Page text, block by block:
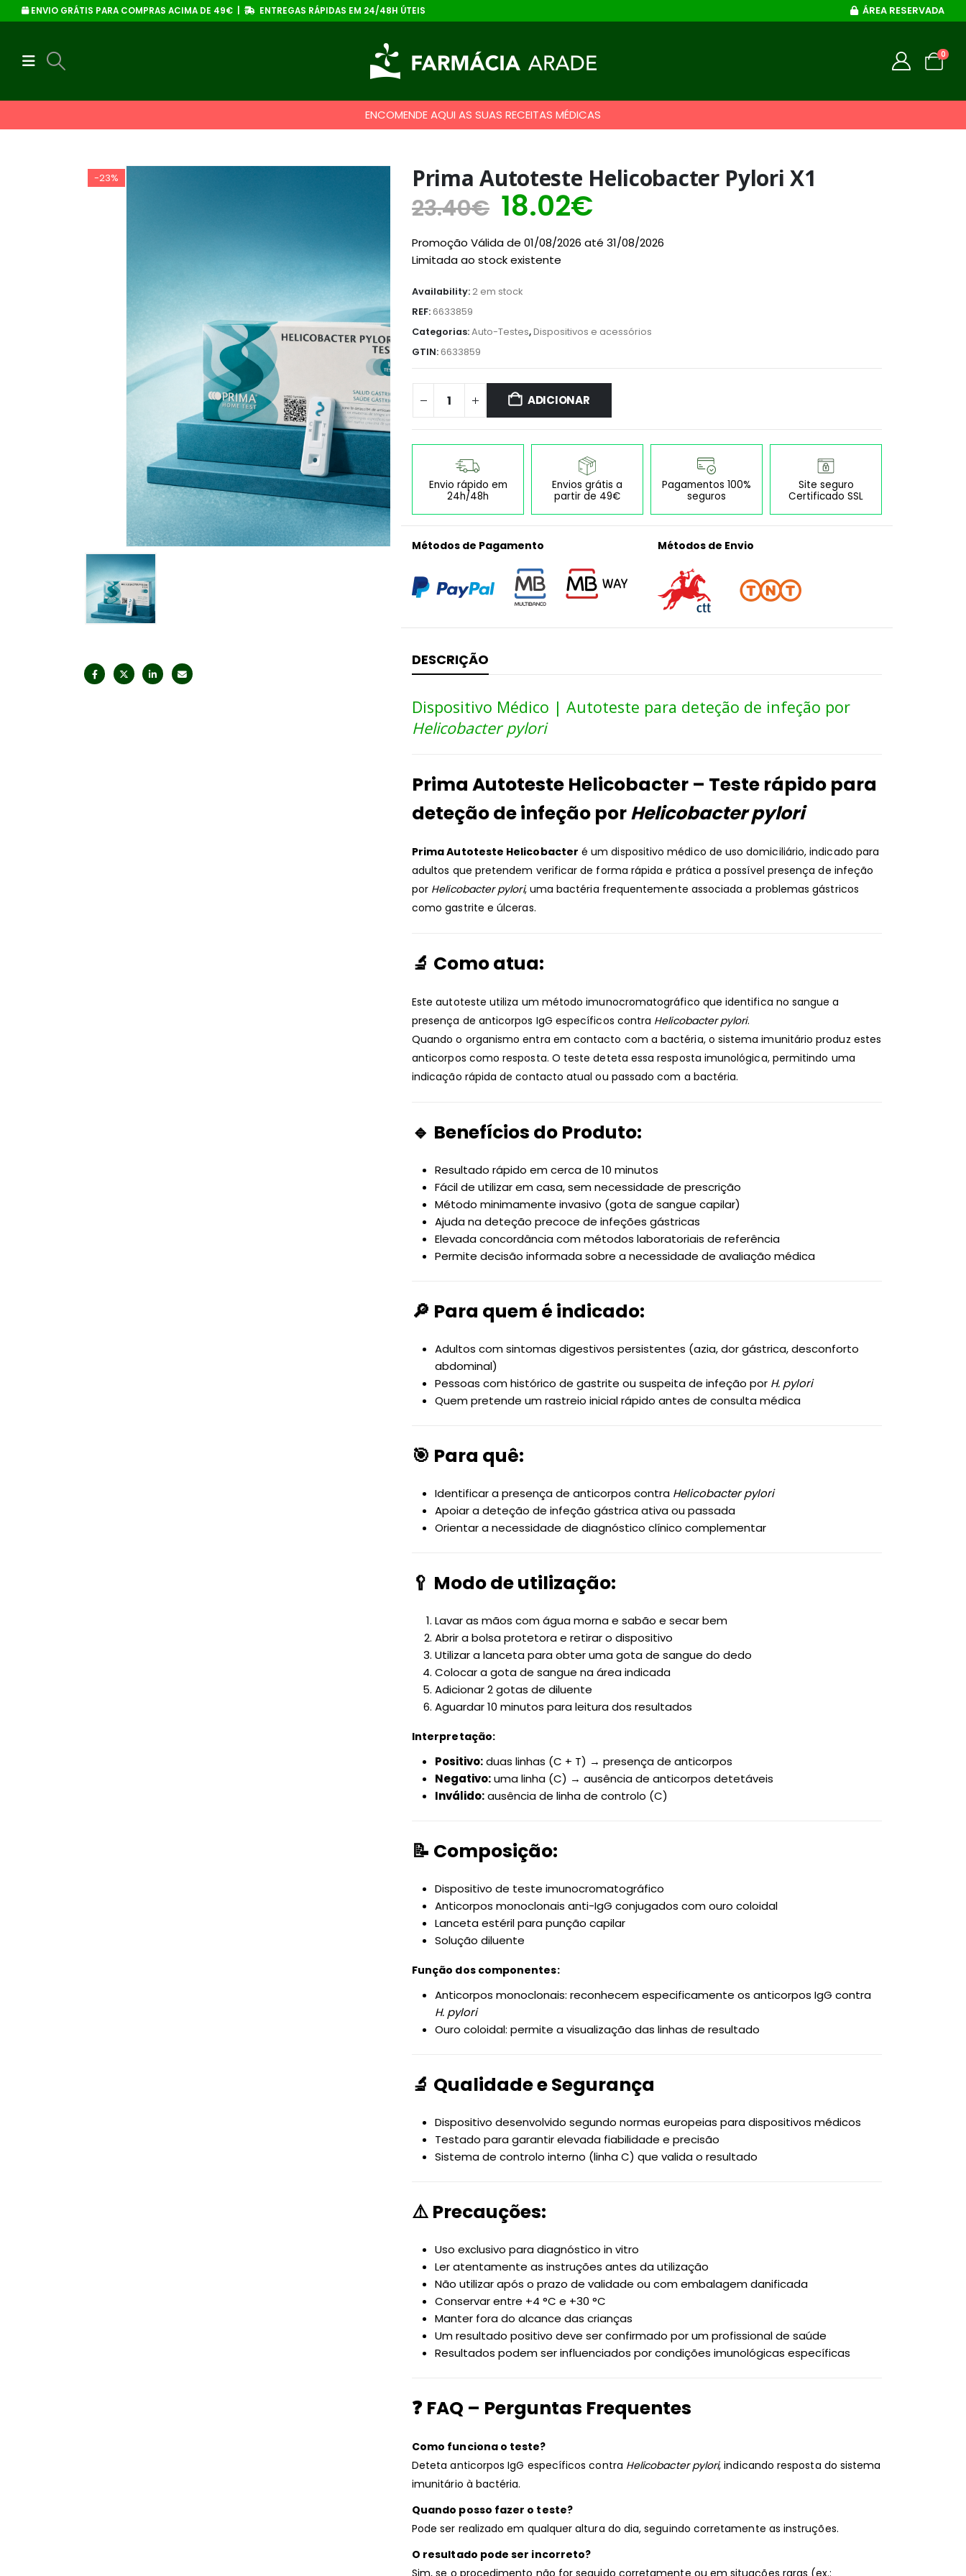
ENVIO GRÁTIS PARA COMPRAS ACIMA DE 49€ | ENTREGAS RÁPIDAS EM 24/48H ÚTEIS ÁREA RESERVADA
0
ENCOMENDE AQUI AS SUAS RECEITAS MÉDICAS
-23% Prima Autoteste Helicobacter Pylori X1
23.40€ 18.02€
Promoção Válida de 01/08/2026 até 31/08/2026
Limitada ao stock existente
Availability:2 em stock
REF:6633859
Categorias:Auto-Testes,Dispositivos e acessórios
GTIN:6633859
ADICIONAR
Envio rápido em
24h/48h
Envios grátis a
partir de 49€
Pagamentos 100%
seguros
Site seguro
Certificado SSL
Métodos de Pagamento Métodos de Envio
DESCRIÇÃO
Dispositivo Médico | Autoteste para deteção de infeção por
Helicobacter pylori
Prima Autoteste Helicobacter – Teste rápido para
deteção de infeção porHelicobacter pylori
Prima Autoteste Helicobacter é um dispositivo médico de uso domiciliário, indicado para
adultos que pretendem verificar de forma rápida e prática a possível presença de infeção
por Helicobacter pylori, uma bactéria frequentemente associada a problemas gástricos
como gastrite e úlceras.
🔬 Como atua:
Este autoteste utiliza um método imunocromatográfico que identifica no sangue a
presença de anticorpos IgG específicos contra Helicobacter pylori.
Quando o organismo entra em contacto com a bactéria, o sistema imunitário produz estes
anticorpos como resposta. O teste deteta essa resposta imunológica, permitindo uma
indicação rápida de contacto atual ou passado com a bactéria.
🔹 Benefícios do Produto:
Resultado rápido em cerca de 10 minutos
Fácil de utilizar em casa, sem necessidade de prescrição
Método minimamente invasivo (gota de sangue capilar)
Ajuda na deteção precoce de infeções gástricas
Elevada concordância com métodos laboratoriais de referência
Permite decisão informada sobre a necessidade de avaliação médica
🔎 Para quem é indicado:
Adultos com sintomas digestivos persistentes (azia, dor gástrica, desconforto
abdominal)
Pessoas com histórico de gastrite ou suspeita de infeção por H. pylori
Quem pretende um rastreio inicial rápido antes de consulta médica
🎯 Para quê:
Identificar a presença de anticorpos contra Helicobacter pylori
Apoiar a deteção de infeção gástrica ativa ou passada
Orientar a necessidade de diagnóstico clínico complementar
🥄 Modo de utilização:
Lavar as mãos com água morna e sabão e secar bem
Abrir a bolsa protetora e retirar o dispositivo
Utilizar a lanceta para obter uma gota de sangue do dedo
Colocar a gota de sangue na área indicada
Adicionar 2 gotas de diluente
Aguardar 10 minutos para leitura dos resultados
Interpretação:
Positivo:duas linhas (C + T) → presença de anticorpos
Negativo:uma linha (C) → ausência de anticorpos detetáveis
Inválido:ausência de linha de controlo (C)
📝 Composição:
Dispositivo de teste imunocromatográfico
Anticorpos monoclonais anti-IgG conjugados com ouro coloidal
Lanceta estéril para punção capilar
Solução diluente
Função dos componentes:
Anticorpos monoclonais: reconhecem especificamente os anticorpos IgG contra
H. pylori
Ouro coloidal: permite a visualização das linhas de resultado
🔬 Qualidade e Segurança
Dispositivo desenvolvido segundo normas europeias para dispositivos médicos
Testado para garantir elevada fiabilidade e precisão
Sistema de controlo interno (linha C) que valida o resultado
⚠️ Precauções:
Uso exclusivo para diagnóstico in vitro
Ler atentamente as instruções antes da utilização
Não utilizar após o prazo de validade ou com embalagem danificada
Conservar entre +4 °C e +30 °C
Manter fora do alcance das crianças
Um resultado positivo deve ser confirmado por um profissional de saúde
Resultados podem ser influenciados por condições imunológicas específicas
❓ FAQ – Perguntas Frequentes
Como funciona o teste?
Deteta anticorpos IgG específicos contra Helicobacter pylori, indicando resposta do sistema
imunitário à bactéria.
Quando posso fazer o teste?
Pode ser realizado em qualquer altura do dia, seguindo corretamente as instruções.
O resultado pode ser incorreto?
Sim, se o procedimento não for seguido corretamente ou em situações raras (ex.: